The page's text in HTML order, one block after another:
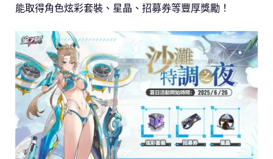
能取得角色炫彩套裝、星晶、招募券等豐厚獎勵！